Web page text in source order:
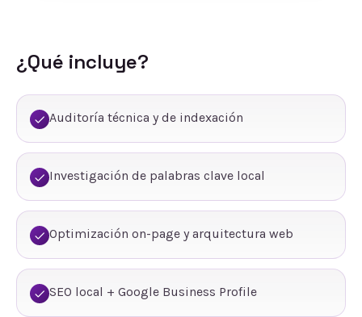
¿Qué incluye?
Auditoría técnica y de indexación
Investigación de palabras clave local
Optimización on-page y arquitectura web
SEO local + Google Business Profile